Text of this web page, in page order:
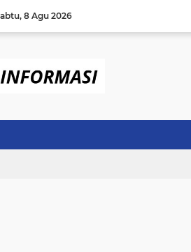
8 Agu 2026